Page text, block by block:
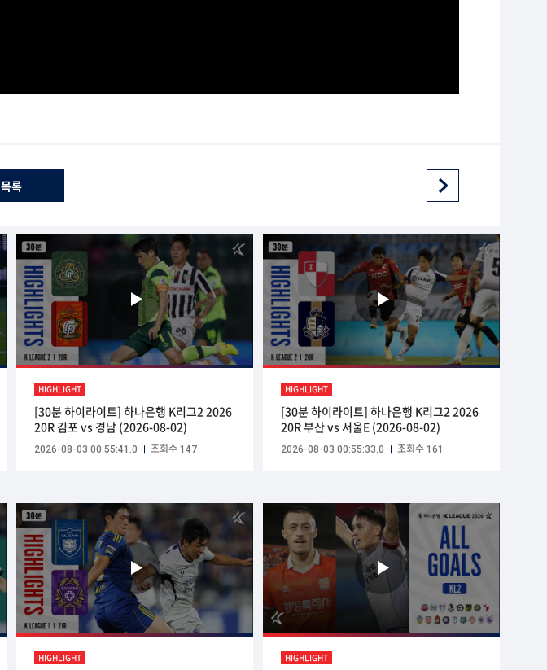
목록
HIGHLIGHT
[30분 하이라이트] 하나은행 K리그2 2026
20R 김포 vs 경남 (2026-08-02)
2026-08-03 00:55:41.0 조회수 147
HIGHLIGHT
[30분 하이라이트] 하나은행 K리그2 2026
20R 부산 vs 서울E (2026-08-02)
2026-08-03 00:55:33.0 조회수 161
HIGHLIGHT HIGHLIGHT